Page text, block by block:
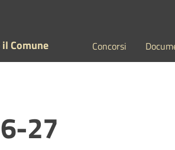
Comune Concorsi
27